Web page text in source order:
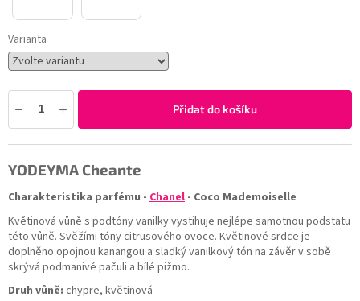
Varianta
Přidat do košíku
YODEYMA Cheante
Charakteristika parfému - Chanel - Coco Mademoiselle
Květinová vůně s podtóny vanilky vystihuje nejlépe samotnou podstatu
této vůně. Svěžími tóny citrusového ovoce. Květinové srdce je
doplněno opojnou kanangou a sladký vanilkový tón na závěr v sobě
skrývá podmanivé pačuli a bílé pižmo.
Druh vůně: chypre, květinová